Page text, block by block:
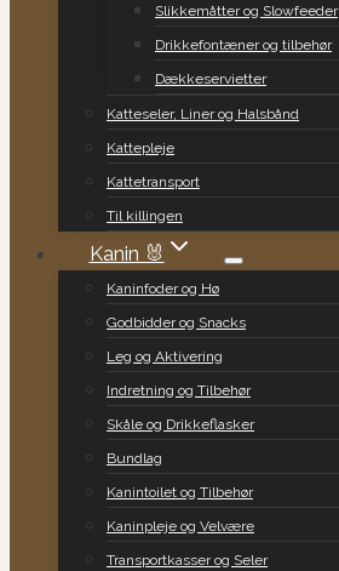
Slikkemåtter og Slowfeeder
Drikkefontæner og tilbehør
Dækkeservietter
Katteseler, Liner og Halsbånd
Kattepleje
Kattetransport
Til killingen
Kanin 🐰
Kaninfoder og Hø
Godbidder og Snacks
Leg og Aktivering
Indretning og Tilbehør
Skåle og Drikkeflasker
Bundlag
Kanintoilet og Tilbehør
Kaninpleje og Velvære
Transportkasser og Seler